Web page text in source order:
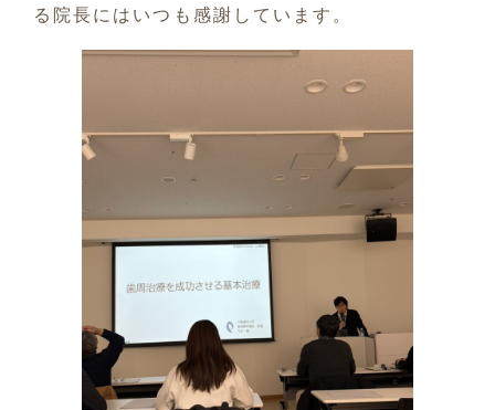
る院長にはいつも感謝しています。